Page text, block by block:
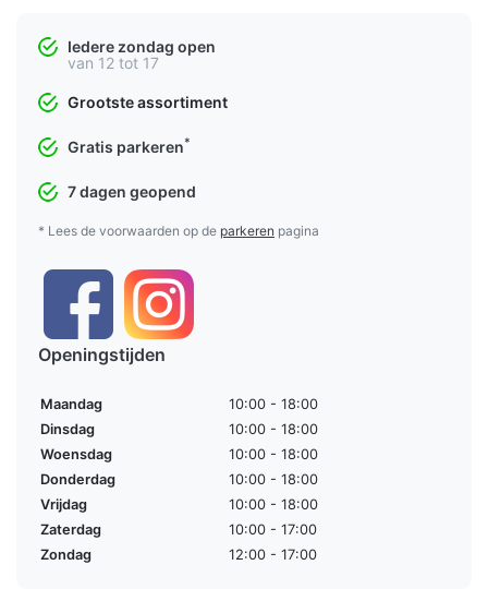
Iedere zondag open
van 12 tot 17
Grootste assortiment
Gratis parkeren*
7 dagen geopend
* Lees de voorwaarden op de parkeren pagina
Openingstijden
Maandag
10:00 - 18:00
Dinsdag
10:00 - 18:00
Woensdag
10:00 - 18:00
Donderdag
10:00 - 18:00
Vrijdag
10:00 - 18:00
Zaterdag
10:00 - 17:00
Zondag
12:00 - 17:00